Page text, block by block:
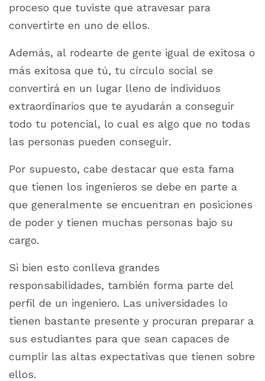
proceso que tuviste que atravesar para
convertirte en uno de ellos.
Además, al rodearte de gente igual de exitosa o
más exitosa que tú, tu círculo social se
convertirá en un lugar lleno de individuos
extraordinarios que te ayudarán a conseguir
todo tu potencial, lo cual es algo que no todas
las personas pueden conseguir.
Por supuesto, cabe destacar que esta fama
que tienen los ingenieros se debe en parte a
que generalmente se encuentran en posiciones
de poder y tienen muchas personas bajo su
cargo.
Si bien esto conlleva grandes
responsabilidades, también forma parte del
perfil de un ingeniero. Las universidades lo
tienen bastante presente y procuran preparar a
sus estudiantes para que sean capaces de
cumplir las altas expectativas que tienen sobre
ellos.